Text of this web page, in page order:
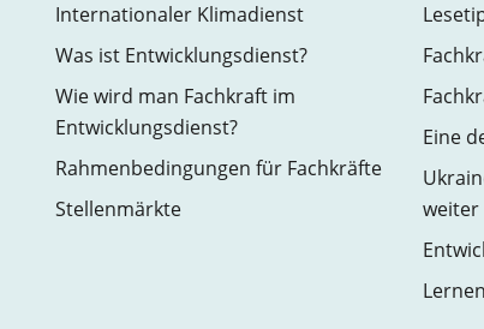
Internationaler Klimadienst
Was ist Entwicklungsdienst?
Wie wird man Fachkraft im
Entwicklungsdienst?
Rahmenbedingungen für Fachkräfte
Stellenmärkte
Eine
weiter